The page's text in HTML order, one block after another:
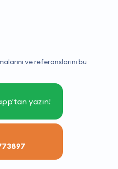
ve referanslarını bu
yazın!